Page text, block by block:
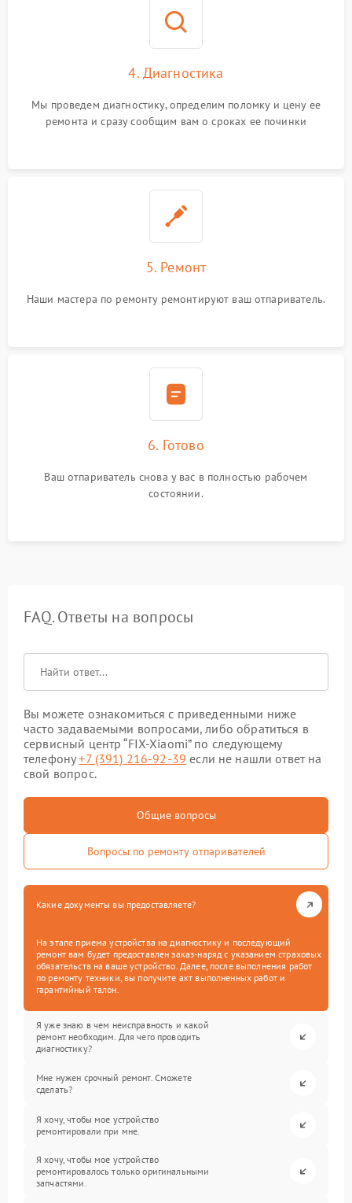
4. Диагностика
Мы проведем диагностику, определим поломку и цену ее
ремонта и сразу сообщим вам о сроках ее починки
5. Ремонт
Наши мастера по ремонту ремонтируют ваш отпариватель.
6. Готово
Ваш отпариватель снова у вас в полностью рабочем
состоянии.
FAQ. Ответы на вопросы
Вы можете ознакомиться с приведенными ниже
часто задаваемыми вопросами, либо обратиться в
сервисный центр “FIX-Xiaomi” по следующему
телефону+7 (391) 216-92-39 если не нашли ответ на
свой вопрос.
Общие вопросы
Вопросы по ремонту отпаривателей
Какие документы вы предоставляете?
На этапе приема устройства на диагностику и последующий
ремонт вам будет предоставлен заказ-наряд с указанием страховых
обязательств на ваше устройство. Далее, после выполнения работ
по ремонту техники, вы получите акт выполненных работ и
гарантийный талон.
Я уже знаю в чем неисправность и какой
ремонт необходим. Для чего проводить
диагностику?
Мне нужен срочный ремонт. Сможете
сделать?
Я хочу, чтобы мое устройство
ремонтировали при мне.
Я хочу, чтобы мое устройство
ремонтировалось только оригинальными
запчастями.